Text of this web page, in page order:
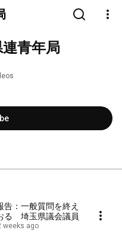
青年局
告：一般質問を終え
る 埼玉県議会議員
weeks ago